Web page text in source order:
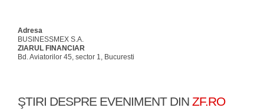
Adresa
BUSINESSMEX S.A.
ZIARUL FINANCIAR
Bd. Aviatorilor 45, sector 1, Bucuresti
ŞTIRI DESPRE EVENIMENT DIN ZF.RO